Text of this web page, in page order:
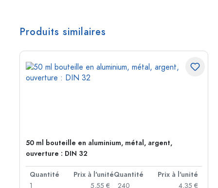
Produits similaires
50 ml bouteille en aluminium, métal, argent,
ouverture : DIN 32
Quantité Prix à l'unitéQuantité
Prix à l'unité
1
5,55 €
240
4,35 €